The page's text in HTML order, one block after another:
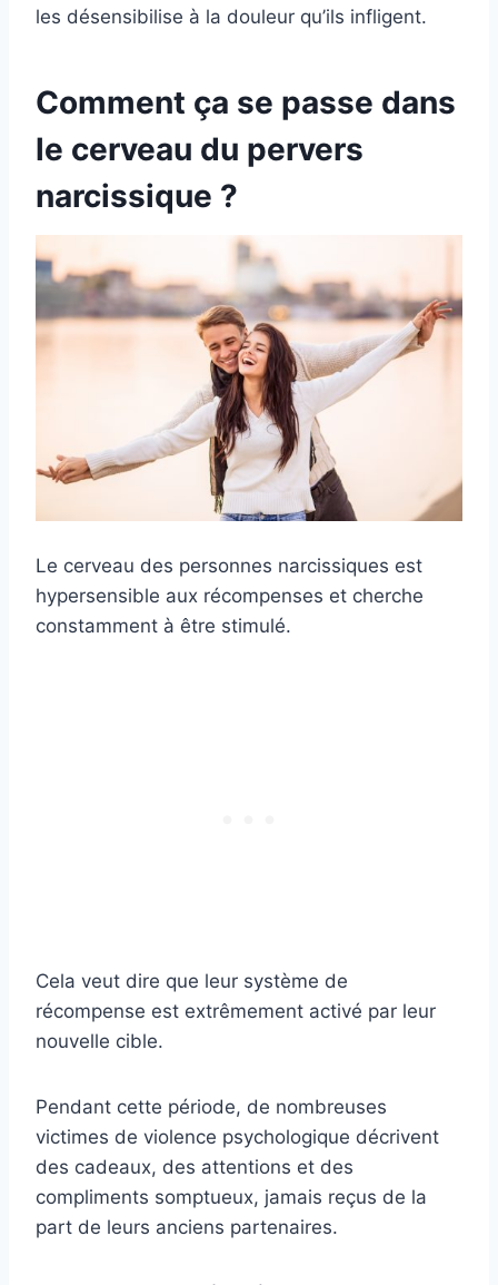
les désensibilise à la douleur qu’ils infligent.
Comment ça se passe dans
le cerveau du pervers
narcissique ?
Le cerveau des personnes narcissiques est
hypersensible aux récompenses et cherche
constamment à être stimulé.
Cela veut dire que leur système de
récompense est extrêmement activé par leur
nouvelle cible.
Pendant cette période, de nombreuses
victimes de violence psychologique décrivent
des cadeaux, des attentions et des
compliments somptueux, jamais reçus de la
part de leurs anciens partenaires.